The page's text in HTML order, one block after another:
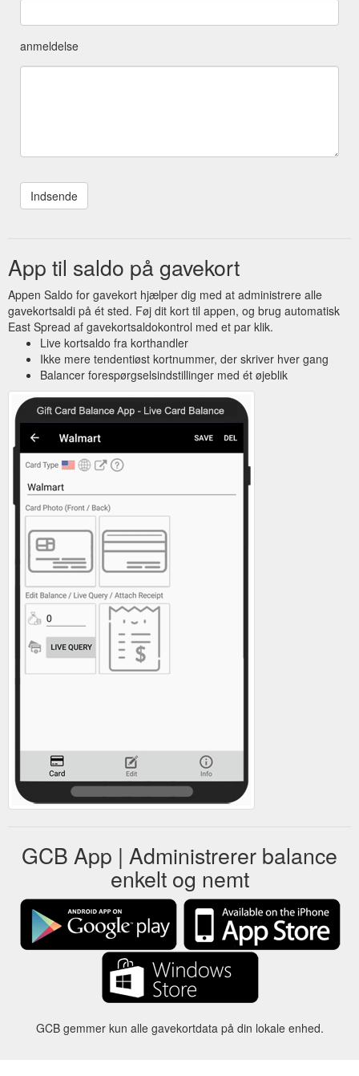
anmeldelse
App til saldo på gavekort
Appen Saldo for gavekort hjælper dig med at administrere alle
gavekortsaldi på ét sted. Føj dit kort til appen, og brug automatisk
East Spread af gavekortsaldokontrol med et par klik.
Live kortsaldo fra korthandler
Ikke mere tendentiøst kortnummer, der skriver hver gang
Balancer forespørgselsindstillinger med ét øjeblik
GCB App | Administrerer balance
enkelt og nemt
GCB gemmer kun alle gavekortdata på din lokale enhed.